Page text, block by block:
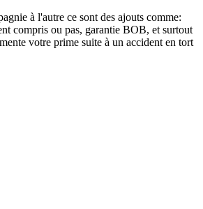
à l'autre ce sont des ajouts comme:
compris ou pas, garantie BOB, et surtout
votre prime suite à un accident en tort